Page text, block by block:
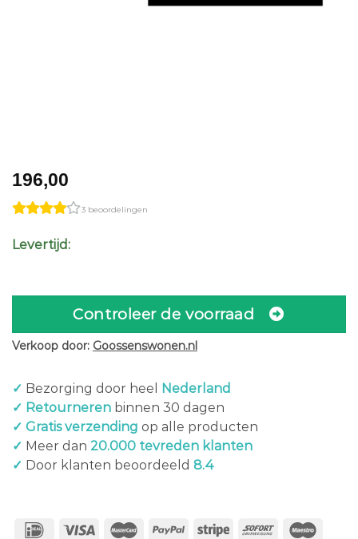
196,00
3 beoordelingen
Levertijd:
Controleer de voorraad
Verkoop door: Goossenswonen.nl
✓ Bezorging door heel
Nederland
✓ Retourneren binnen 30 dagen
✓ Gratis verzending op alle producten
✓ Meer dan 20.000 tevreden klanten
✓ Door klanten beoordeeld 8.4